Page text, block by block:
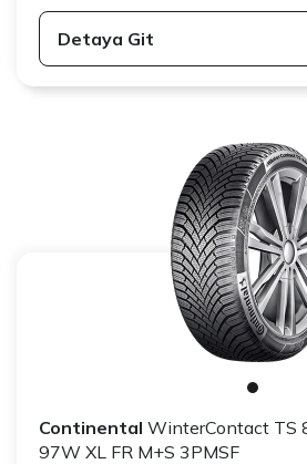
Detaya Git
Continental WinterContact TS
97W XL FR M+S 3PMSF